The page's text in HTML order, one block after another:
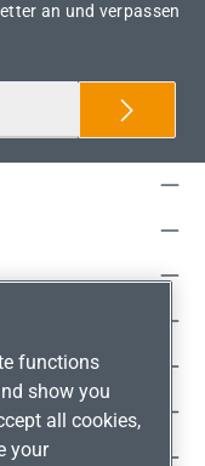
an und verpassen
functions
show you
all cookies,
your